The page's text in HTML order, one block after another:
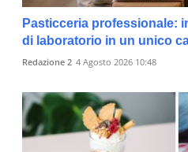
Pasticceria professionale:
di laboratorio in un unico
Redazione 2 4 Agosto 2026 10:48